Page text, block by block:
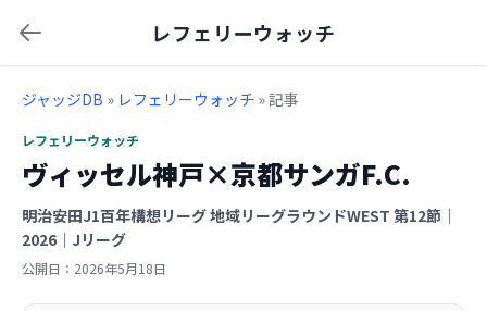
レフェリーウォッチ
ジャッジDB » レフェリーウォッチ » 記事
レフェリーウォッチ
ヴィッセル神戸×京都サンガF.C.
明治安田J1百年構想リーグ 地域リーグラウンドWEST 第12節｜
2026｜Jリーグ
公開日：2026年5月18日